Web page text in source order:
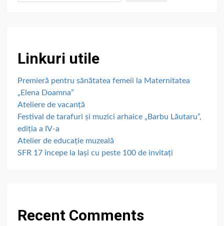
Linkuri utile
Premieră pentru sănătatea femeii la Maternitatea
„Elena Doamna”
Ateliere de vacanță
Festival de tarafuri și muzici arhaice „Barbu Lăutaru”,
ediția a IV-a
Atelier de educație muzeală
SFR 17 începe la Iași cu peste 100 de invitați
Recent Comments